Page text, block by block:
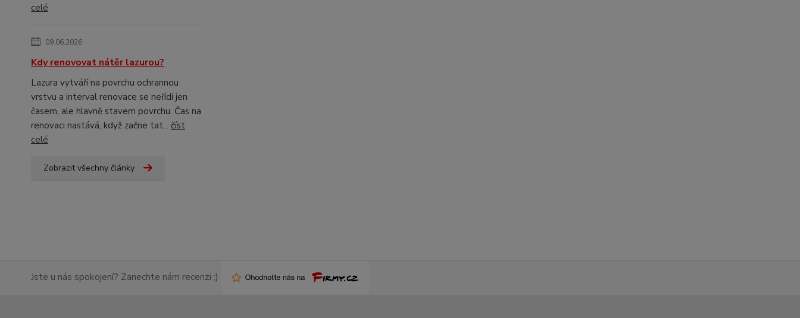
celé
09.06.2026
Kdy renovovat nátěr lazurou?
Lazura vytváří na povrchu ochrannou
vrstvu a interval renovace se neřídí jen
časem, ale hlavně stavem povrchu. Čas na
renovaci nastává, když začne tat... číst
celé
Zobrazit všechny články
Jste u nás spokojení? Zanechte nám recenzi ;)